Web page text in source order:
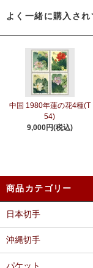
よく一緒に購入さ
中国 1980年蓮の花4種(T
54)
9,000円(税込)
商品カテゴリー
日本切手
沖縄切手
パケット